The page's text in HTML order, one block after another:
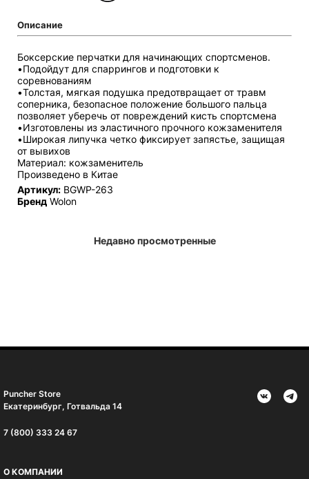
Описание
Боксерские перчатки для начинающих спортсменов.
•Подойдут для спаррингов и подготовки к
соревнованиям
•Толстая, мягкая подушка предотвращает от травм
соперника, безопасное положение большого пальца
позволяет уберечь от повреждений кисть спортсмена
•Изготовлены из эластичного прочного кожзаменителя
•Широкая липучка четко фиксирует запястье, защищая
от вывихов
Материал: кожзаменитель
Произведено в Китае
Артикул: BGWP-263
Бренд Wolon
Недавно просмотренные
Puncher Store
Екатеринбург, Готвальда 14
7 (800) 333 24 67
О КОМПАНИИ